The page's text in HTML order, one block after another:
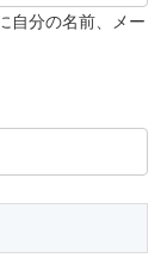
自分の名前、メー